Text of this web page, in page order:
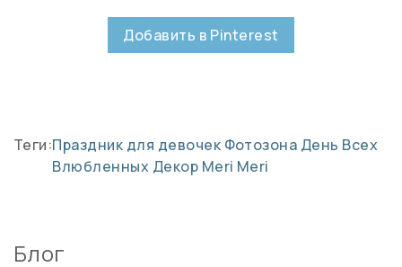
Добавить в Pinterest
Теги:Праздник для девочек Фотозона День Всех
Влюбленных Декор Meri Meri
Блог